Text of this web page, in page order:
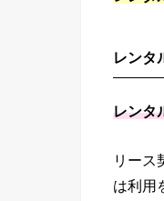
レンタ
レンタ
リース
は利用